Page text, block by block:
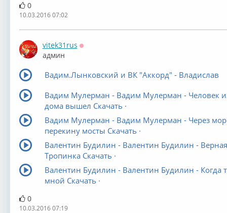
0
10.03.2016 07:02
vitek31rus
админ
Вадим.Лынковский и ВК "Аккорд" - Владислав
Вадим Мулерман - Вадим Мулерман - Человек
дома вышел Скачать ·
Вадим Мулерман - Вадим Мулерман - Через
перекину мосты Скачать ·
Валентин Будилин - Валентин Будилин - Верная
Тропинка Скачать ·
Валентин Будилин - Валентин Будилин - Когда
мной Скачать ·
0
10.03.2016 07:19